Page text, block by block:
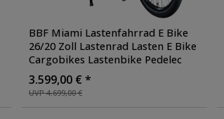
BBF Miami Lastenfahrrad E Bike
26/20 Zoll Lastenrad Lasten E Bike
Cargobikes Lastenbike Pedelec
Transportrad Fahrrad mit
Ladefläche, Farbe: schwarz matt
UVP 4.699,00 €
3.599,00 € *